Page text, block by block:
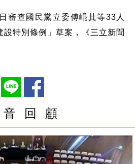
審查國民黨立委傅崐萁等33人
設特別條例」草案，《三立新聞
回 顧